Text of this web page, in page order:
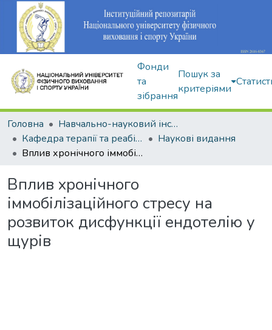
Фонди
та
зібрання
Пошук за
критеріями
Головна
Навчально-науковий інститут здоров'я, реабілітації та фізичного виховання
Кафедра терапії та реабілітації
Наукові видання
Вплив хронічного іммобілізаційного стресу на розвиток дисфункції ендотелію у щурів
Вплив хронічного
іммобілізаційного стресу на
розвиток дисфункції ендотелію у
щурів